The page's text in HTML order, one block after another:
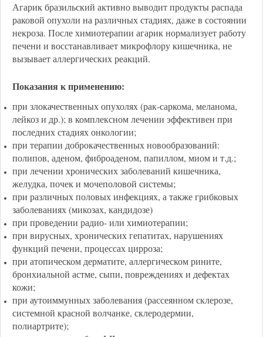
Агарик бразильский активно выводит продукты распада
раковой опухоли на различных стадиях, даже в состоянии
некроза. После химиотерапии агарик нормализует работу
печени и восстанавливает микрофлору кишечника, не
вызывает аллергических реакций.
Показания к применению:
при злокачественных опухолях (рак-саркома, меланома,
лейкоз и др.); в комплексном лечении эффективен при
последних стадиях онкологии;
при терапии доброкачественных новообразований:
полипов, аденом, фиброаденом, папиллом, миом и т.д.;
при лечении хронических заболеваний кишечника,
желудка, почек и мочеполовой системы;
при различных половых инфекциях, а также грибковых
заболеваниях (микозах, кандидозе)
при проведении радио- или химиотерапии;
при вирусных, хронических гепатитах, нарушениях
функций печени, процессах цирроза;
при атопическом дерматите, аллергическом рините,
бронхиальной астме, сыпи, повреждениях и дефектах
кожи;
при аутоиммунных заболевания (рассеянном склерозе,
системной красной волчанке, склеродермии,
полиартрите);